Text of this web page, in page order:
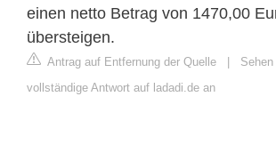
einen netto Betrag von 1470,00
übersteigen.
Antrag auf Entfernung der Quelle
vollständige Antwort auf ladadi.de an